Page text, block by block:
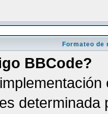
Formateo de
BBCode?